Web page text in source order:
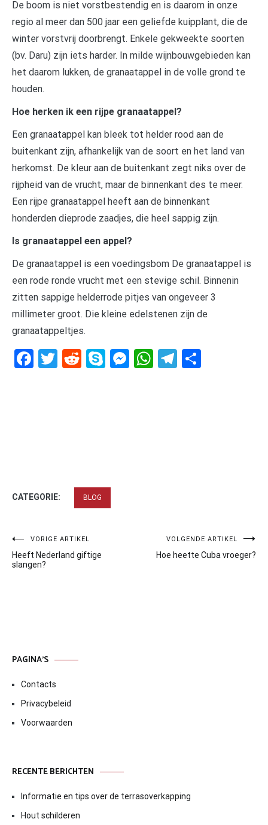
De boom is niet vorstbestendig en is daarom in onze
regio al meer dan 500 jaar een geliefde kuipplant, die de
winter vorstvrij doorbrengt. Enkele gekweekte soorten
(bv. Daru) zijn iets harder. In milde wijnbouwgebieden kan
het daarom lukken, de granaatappel in de volle grond te
houden.
Hoe herken ik een rijpe granaatappel?
Een granaatappel kan bleek tot helder rood aan de
buitenkant zijn, afhankelijk van de soort en het land van
herkomst. De kleur aan de buitenkant zegt niks over de
rijpheid van de vrucht, maar de binnenkant des te meer.
Een rijpe granaatappel heeft aan de binnenkant
honderden dieprode zaadjes, die heel sappig zijn.
Is granaatappel een appel?
De granaatappel is een voedingsbom De granaatappel is
een rode ronde vrucht met een stevige schil. Binnenin
zitten sappige helderrode pitjes van ongeveer 3
millimeter groot. Die kleine edelstenen zijn de
granaatappeltjes.
Facebook
Twitter
RedditSkypeMessenger
WhatsApp
Telegram
CATEGORIE: BLOG
Bericht
navigatie
VORIGE ARTIKEL
Heeft Nederland giftige
slangen?
VOLGENDE ARTIKEL
Hoe heette Cuba vroeger?
PAGINA’S
Contacts
Privacybeleid
Voorwaarden
RECENTE BERICHTEN
Informatie en tips over de terrasoverkapping
Hout schilderen